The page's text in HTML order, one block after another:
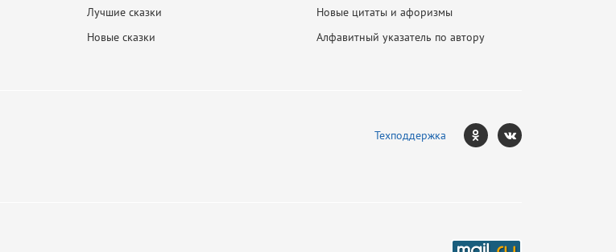
Лучшие сказки
Новые сказки
Новые цитаты и афоризмы
Алфавитный указатель по автору
Техподдержка